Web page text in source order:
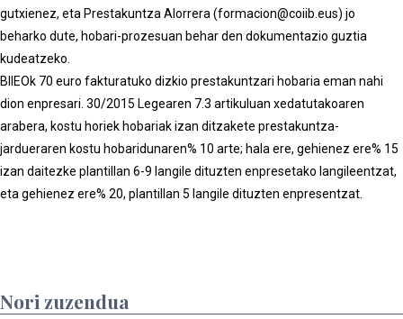
gutxienez, eta Prestakuntza Alorrera (formacion@coiib.eus) jo
beharko dute, hobari-prozesuan behar den dokumentazio guztia
kudeatzeko.
BIIEOk 70 euro fakturatuko dizkio prestakuntzari hobaria eman nahi
dion enpresari. 30/2015 Legearen 7.3 artikuluan xedatutakoaren
arabera, kostu horiek hobariak izan ditzakete prestakuntza-
jardueraren kostu hobaridunaren% 10 arte; hala ere, gehienez ere% 15
izan daitezke plantillan 6-9 langile dituzten enpresetako langileentzat,
eta gehienez ere% 20, plantillan 5 langile dituzten enpresentzat.
Nori zuzendua